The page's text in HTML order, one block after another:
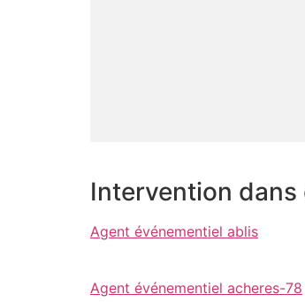
Intervention dans
Agent événementiel ablis
Agent événementiel acheres-78